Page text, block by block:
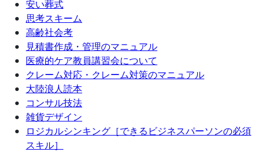
安い葬式
思考スキーム
高齢社会考
見積書作成・管理のマニュアル
医療的ケア教員講習会について
クレーム対応・クレーム対策のマニュアル
大陸浪人読本
コンサル技法
雑貨デザイン
ロジカルシンキング［できるビジネスパーソンの必須
スキル］